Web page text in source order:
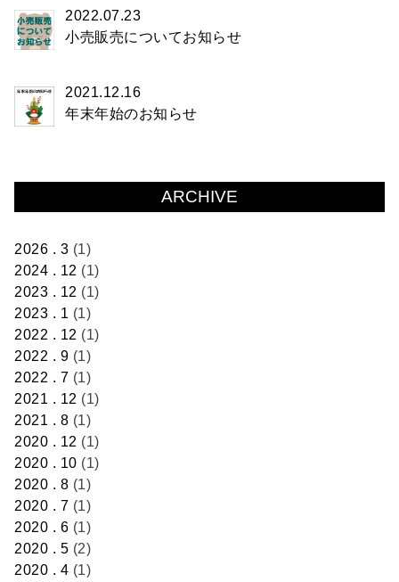
2022.07.23
小売販売についてお知らせ
2021.12.16
年末年始のお知らせ
ARCHIVE
2026 . 3 (1)
2024 . 12 (1)
2023 . 12 (1)
2023 . 1 (1)
2022 . 12 (1)
2022 . 9 (1)
2022 . 7 (1)
2021 . 12 (1)
2021 . 8 (1)
2020 . 12 (1)
2020 . 10 (1)
2020 . 8 (1)
2020 . 7 (1)
2020 . 6 (1)
2020 . 5 (2)
2020 . 4 (1)